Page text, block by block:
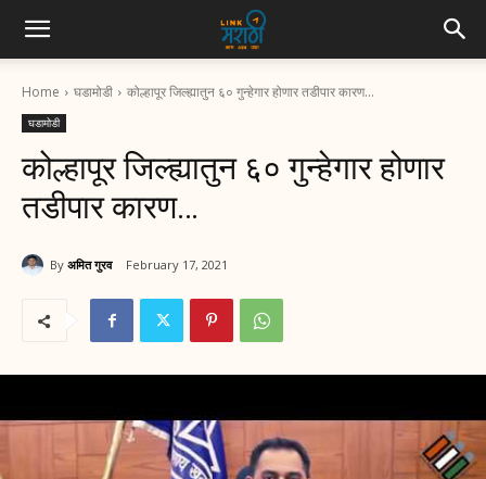
Home घडामोडी कोल्हापूर जिल्ह्यातुन ६० गुन्हेगार होणार तडीपार कारण...
घडामोडी
कोल्हापूर जिल्ह्यातुन ६० गुन्हेगार होणार
तडीपार कारण…
By अमित गुरव February 17, 2021